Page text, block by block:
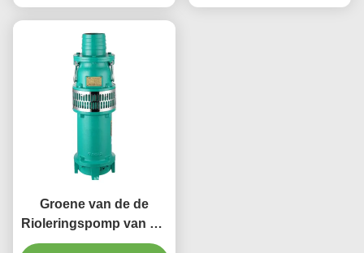
Groene van de de
Rioleringspomp van QY
Ondergedompelde SS